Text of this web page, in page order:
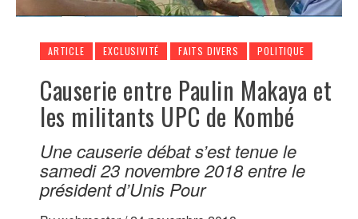
ARTICLE EXCLUSIVITÉ FAITS DIVERS POLITIQUE
Causerie entre Paulin Makaya et
les militants UPC de Kombé
Une causerie débat s’est tenue le
samedi 23 novembre 2018 entre le
président d’Unis Pour